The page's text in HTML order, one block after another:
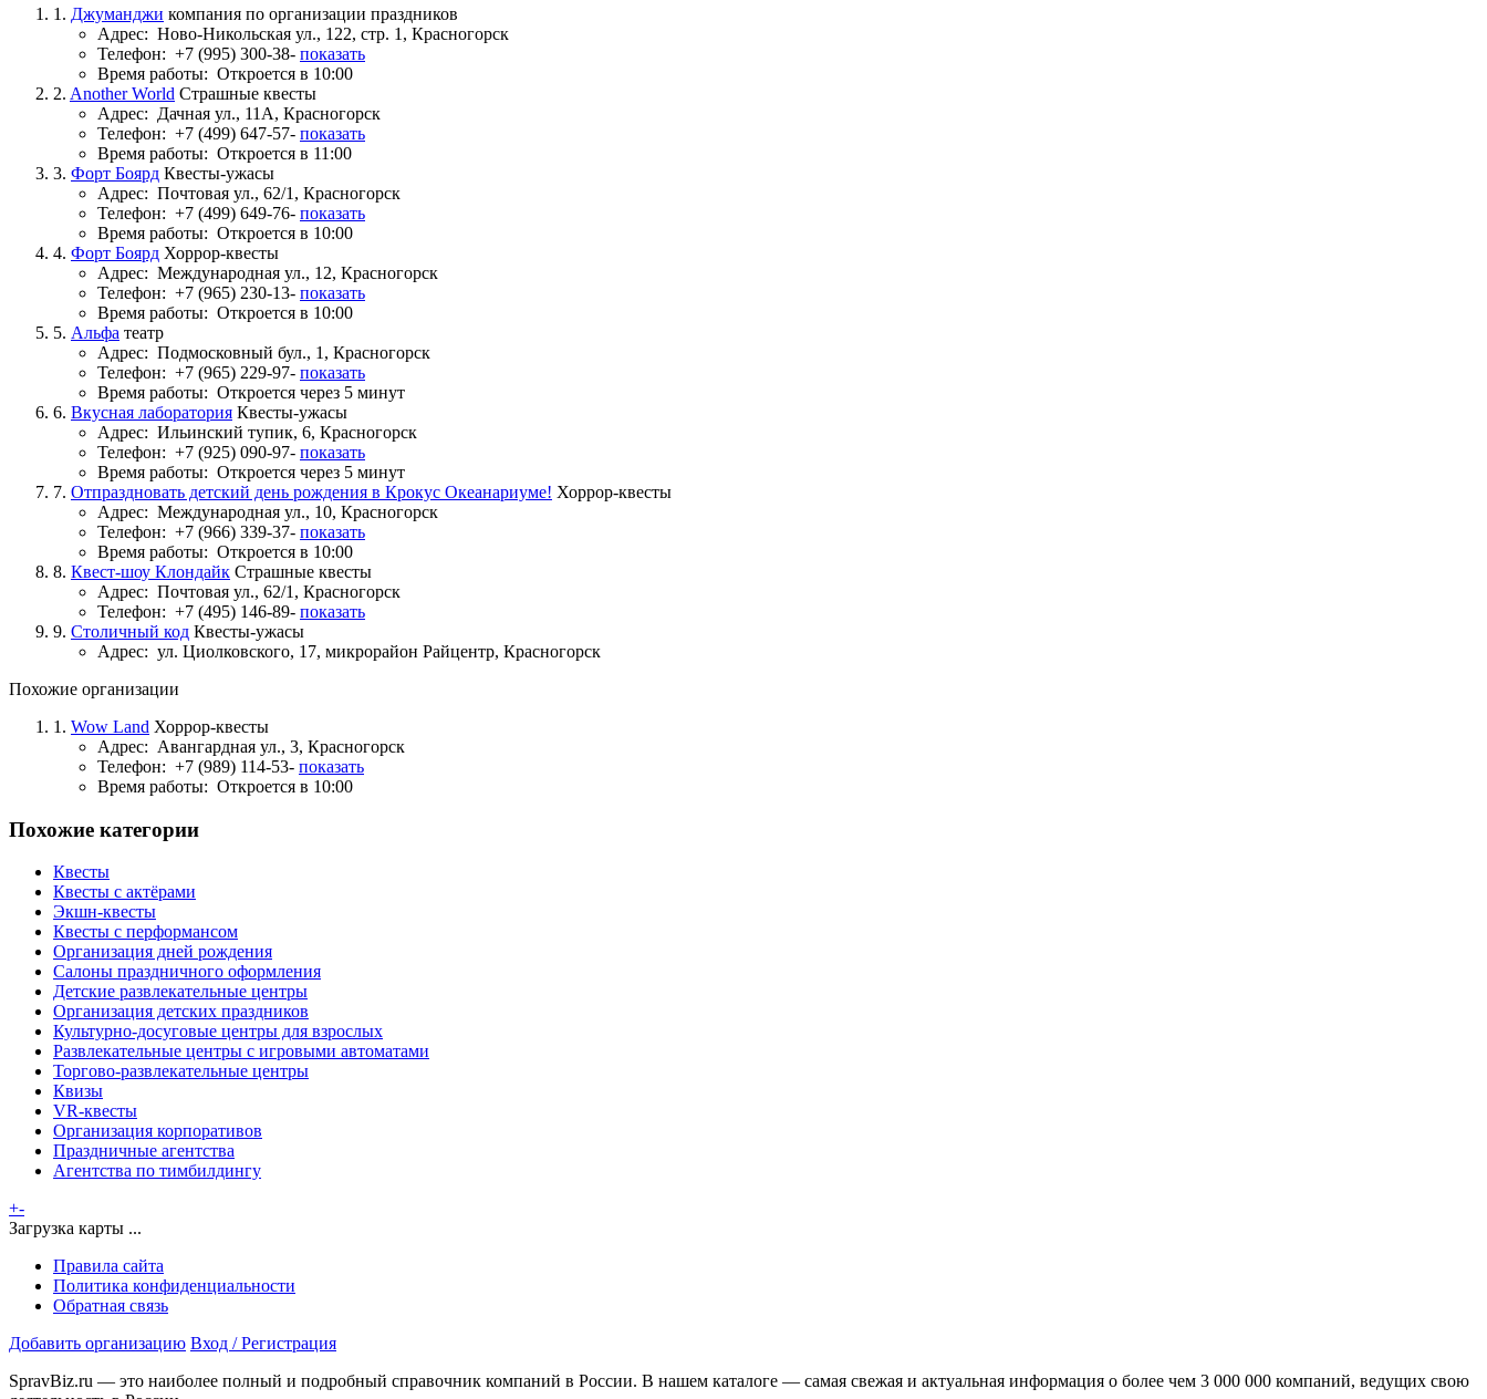
1. Джуманджи компания по организации праздников
Адрес: Ново-Никольская ул., 122, стр. 1, Красногорск
Телефон: +7 (995) 300-38- показать
Время работы: Откроется в 10:00
2. Another World Страшные квесты
Адрес: Дачная ул., 11А, Красногорск
Телефон: +7 (499) 647-57- показать
Время работы: Откроется в 11:00
3. Форт Боярд Квесты-ужасы
Адрес: Почтовая ул., 62/1, Красногорск
Телефон: +7 (499) 649-76- показать
Время работы: Откроется в 10:00
4. Форт Боярд Хоррор-квесты
Адрес: Международная ул., 12, Красногорск
Телефон: +7 (965) 230-13- показать
Время работы: Откроется в 10:00
5. Альфа театр
Адрес: Подмосковный бул., 1, Красногорск
Телефон: +7 (965) 229-97- показать
Время работы: Откроется через 5 минут
6. Вкусная лаборатория Квесты-ужасы
Адрес: Ильинский тупик, 6, Красногорск
Телефон: +7 (925) 090-97- показать
Время работы: Откроется через 5 минут
7. Отпраздновать детский день рождения в Крокус Океанариуме! Хоррор-квесты
Адрес: Международная ул., 10, Красногорск
Телефон: +7 (966) 339-37- показать
Время работы: Откроется в 10:00
8. Квест-шоу Клондайк Страшные квесты
Адрес: Почтовая ул., 62/1, Красногорск
Телефон: +7 (495) 146-89- показать
9. Столичный код Квесты-ужасы
Адрес: ул. Циолковского, 17, микрорайон Райцентр, Красногорск
Похожие организации
1. Wow Land Хоррор-квесты
Адрес: Авангардная ул., 3, Красногорск
Телефон: +7 (989) 114-53- показать
Время работы: Откроется в 10:00
Похожие категории
Квесты
Квесты с актёрами
Экшн-квесты
Квесты с перформансом
Организация дней рождения
Салоны праздничного оформления
Детские развлекательные центры
Организация детских праздников
Культурно-досуговые центры для взрослых
Развлекательные центры с игровыми автоматами
Торгово-развлекательные центры
Квизы
VR-квесты
Организация корпоративов
Праздничные агентства
Агентства по тимбилдингу
+-
Загрузка карты ...
Правила сайта
Политика конфиденциальности
Обратная связь
Добавить организацию Вход / Регистрация
SpravBiz.ru — это наиболее полный и подробный справочник компаний в России. В нашем каталоге — самая свежая и актуальная информация о более чем 3 000 000 компаний, ведущих свою